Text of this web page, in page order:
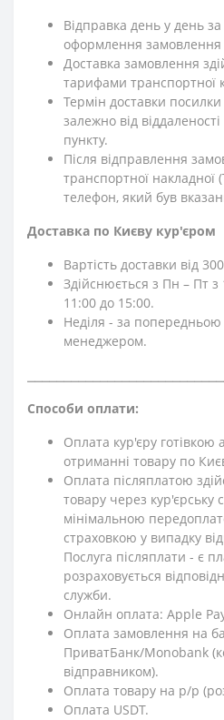
Відправка день у день
оформлення замовлення
Доставка замовлення
тарифами транспортної
Термін доставки
залежно від
пункту.
Після відправлення
транспортної
телефон, який був
Доставка по Києву кур'єром
Вартість доставки від
Здійснюється з Пн – Пт
11:00 до 15:00.
Неділя - за
менеджером.
Способи оплати:
Оплата кур'єру готівкою
отриманні товару по
Оплата післяплатою
товару через кур'єрську
мінімальною
страховкою у випадку
Послуга післяплати - є
розраховується
служби.
Онлайн оплата: Apple
Оплата замовлення на
ПриватБанк/Monobank
відправником).
Оплата товару на р/р
Оплата USDT.